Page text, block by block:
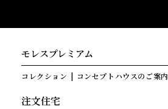
モレスプレミアム
コレクション コンセプトハウスのご案内
注文住宅